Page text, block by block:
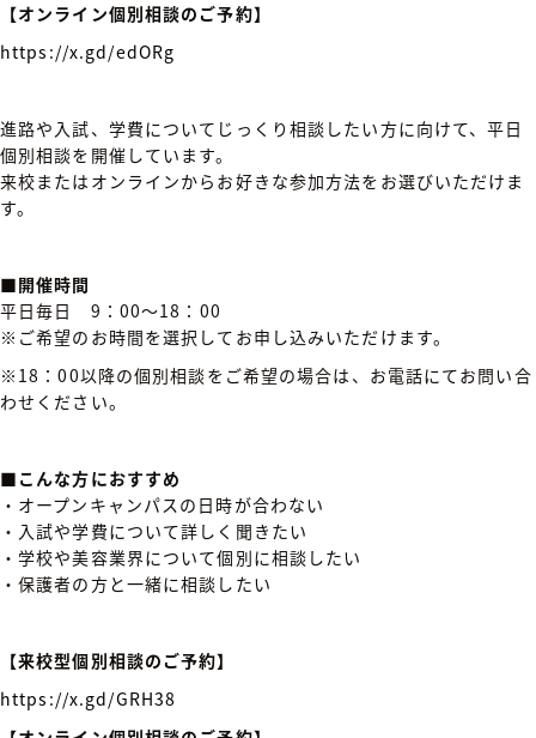
【オンライン個別相談のご予約】
https://x.gd/edORg
進路や入試、学費についてじっくり相談したい方に向けて、平日
個別相談を開催しています。
来校またはオンラインからお好きな参加方法をお選びいただけま
す。
■開催時間
平日毎日 9：00～18：00
※ご希望のお時間を選択してお申し込みいただけます。
※18：00以降の個別相談をご希望の場合は、お電話にてお問い合
わせください。
■こんな方におすすめ
・オープンキャンパスの日時が合わない
・入試や学費について詳しく聞きたい
・学校や美容業界について個別に相談したい
・保護者の方と一緒に相談したい
【来校型個別相談のご予約】
https://x.gd/GRH38